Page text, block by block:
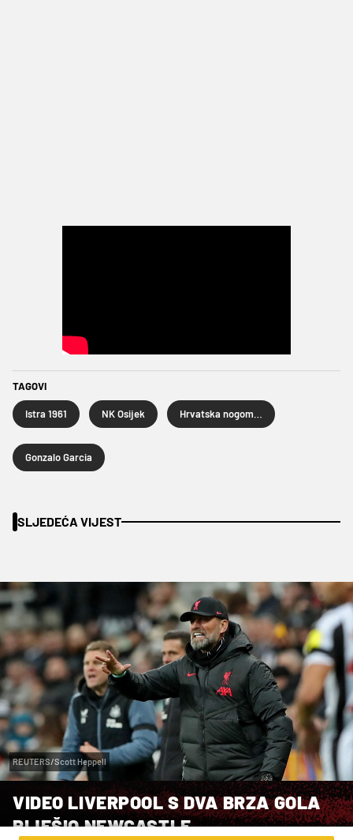
TAGOVI
Istra 1961 NK Osijek
Gonzalo Garcia
SLJEDEĆA VIJEST
REUTERS/Scott Heppell
VIDEO LIVERPOOL S DVA BRZA GOLA
RIJEŠIO NEWCASTLE